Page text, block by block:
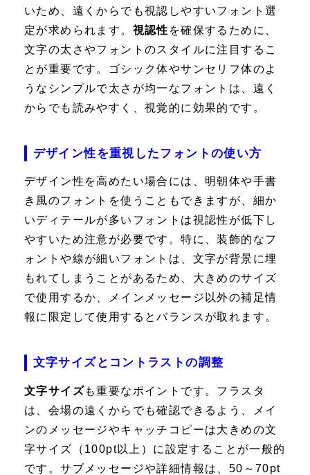
いため、遠くからでも視認しやすいフォント選
定が求められます。 視認性 を確保するために、
文字の太さやフォントのスタイルに注目するこ
とが重要です。ゴシック体やサンセリフ体のよ
うなシンプルで太さが均一なフォントは、遠く
からでも読みやすく、視覚的に効果的です。
デザイン性を重視したフォントの使い方
デザイン性を高めたい場合には、明朝体や手書
き風のフォントを使うこともできますが、細か
いディテールが多いフォントは視認性が低下し
やすいため注意が必要です。特に、装飾的なフ
ォントや線が細いフォントは、文字が背景に埋
もれてしまうことがあるため、大きめのサイズ
で使用するか、メインメッセージ以外の補足情
報に限定して使用するとバランスが取れます。
文字サイズとコントラストの調整
文字サイズも重要なポイントです。フラスタ
は、会場の遠くからでも確認できるよう、メイ
ンのメッセージやキャッチコピーは大きめの文
字サイズ（100pt以上）に設定することが一般的
です。サブメッセージや詳細情報は、50～70pt